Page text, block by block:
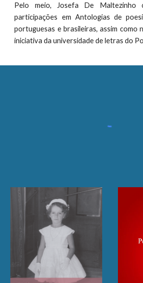
Pelo meio, Josefa De Maltezinho
participações em Antologias de
portuguesas e brasileiras, assim como
iniciativa da universidade de letras do